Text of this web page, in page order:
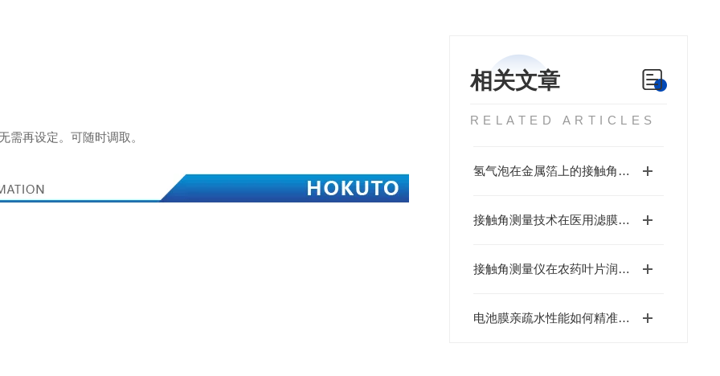
相关文章
RELATED ARTICLES
氢气泡在金属箔上的接触角是多少度
接触角测量技术在医用滤膜的亲疏水性分析
接触角测量仪在农药叶片润湿性分析中的应用与价值
电池膜亲疏水性能如何精准测量？国产接触角测量仪厂家北斗仪器专业解读
需再设定。可随时调取。